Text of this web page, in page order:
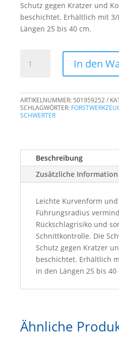
Schutz gegen Kratzer und
beschichtet. Erhältlich mit
Längen 25 bis 40 cm.
Schwert
/
3/8"
52DL
Menge
In den
ARTIKELNUMMER: 501959252
SCHLAGWÖRTER:
SCHWERTER
Beschreibung
Zusätzliche Information
Leichte Kurvenform
Führungsradius
Rückschlagrisiko und
Schnittkontrolle. Die
Schutz gegen Kratzer
beschichtet. Erhältlich
in den Längen 25 bis 40
Ähnliche